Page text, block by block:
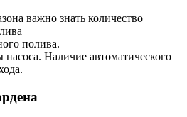
важно знать количество
полива.
насоса. Наличие автоматического